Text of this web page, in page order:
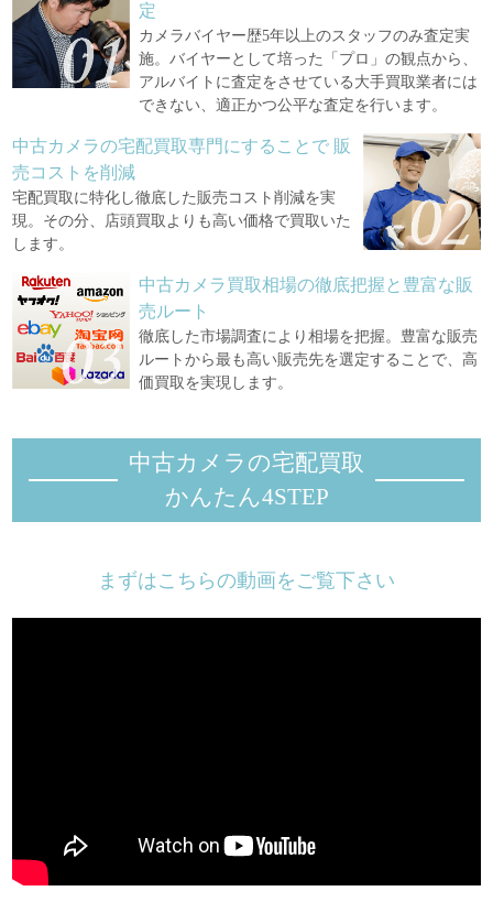
定
カメラバイヤー歴5年以上のスタッフのみ査定実
施。バイヤーとして培った「プロ」の観点から、
アルバイトに査定をさせている大手買取業者には
できない、適正かつ公平な査定を行います。
中古カメラの宅配買取専門にすることで 販
売コストを削減
宅配買取に特化し徹底した販売コスト削減を実
現。その分、店頭買取よりも高い価格で買取いた
します。
中古カメラ買取相場の徹底把握と豊富な販
売ルート
徹底した市場調査により相場を把握。豊富な販売
ルートから最も高い販売先を選定することで、高
価買取を実現します。
中古カメラの宅配買取
かんたん4STEP
まずはこちらの動画をご覧下さい